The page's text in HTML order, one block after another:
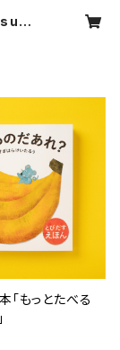
「もっとたべる